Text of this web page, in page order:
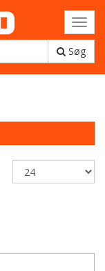
Søg